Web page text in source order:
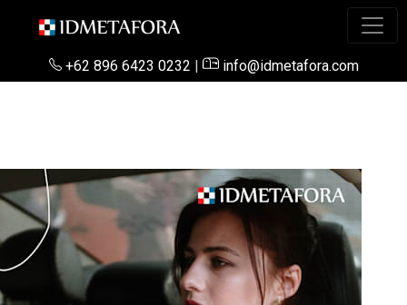
+62 896 6423 0232 | info@idmetafora.com